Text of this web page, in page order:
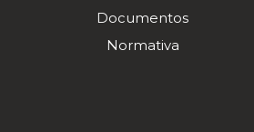
Documentos
Normativa